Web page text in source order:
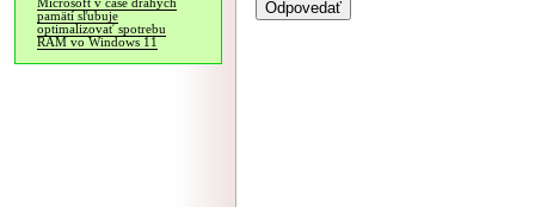
Microsoft v čase drahých
pamätí sľubuje
optimalizovať spotrebu
RAM vo Windows 11